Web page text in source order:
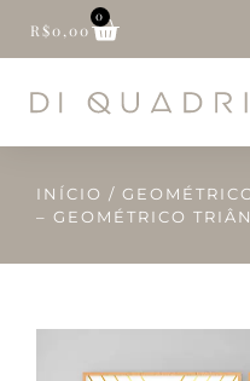
R$0,00
0
INÍCIO /
– GEOMÉTRICO